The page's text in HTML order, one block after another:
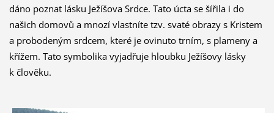
dáno poznat lásku Ježíšova Srdce. Tato úcta se šířila i do
našich domovů a mnozí vlastníte tzv. svaté obrazy s Kristem
a probodeným srdcem, které je ovinuto trním, s plameny a
křížem. Tato symbolika vyjadřuje hloubku Ježíšovy lásky
k člověku.